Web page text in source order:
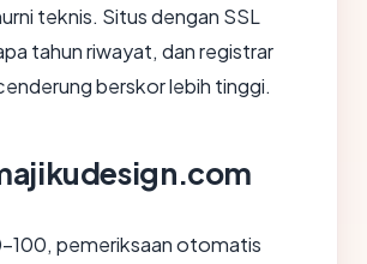
teknis. Situs dengan SSL
tahun riwayat, dan registrar
berskor lebih tinggi.
100, pemeriksaan otomatis